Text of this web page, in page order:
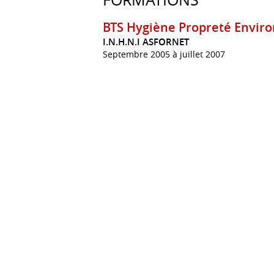
BTS Hygiène Propreté
I.N.H.N.I ASFORNET
Septembre 2005 à juillet 2007